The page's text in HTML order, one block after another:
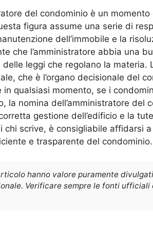
del condominio è un momento
figura assume una serie di
dell’immobile e la
che l’amministratore abbia una
leggi che regolano la materia.
che è l’organo decisionale del
in qualsiasi momento, se i
la nomina dell’amministratore del
gestione dell’edificio e la
scrive, è consigliabile affidarsi
e trasparente del condominio.
hanno valore puramente
Verificare sempre le fonti ufficiali